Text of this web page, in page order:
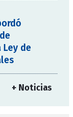
de
+ Noticias